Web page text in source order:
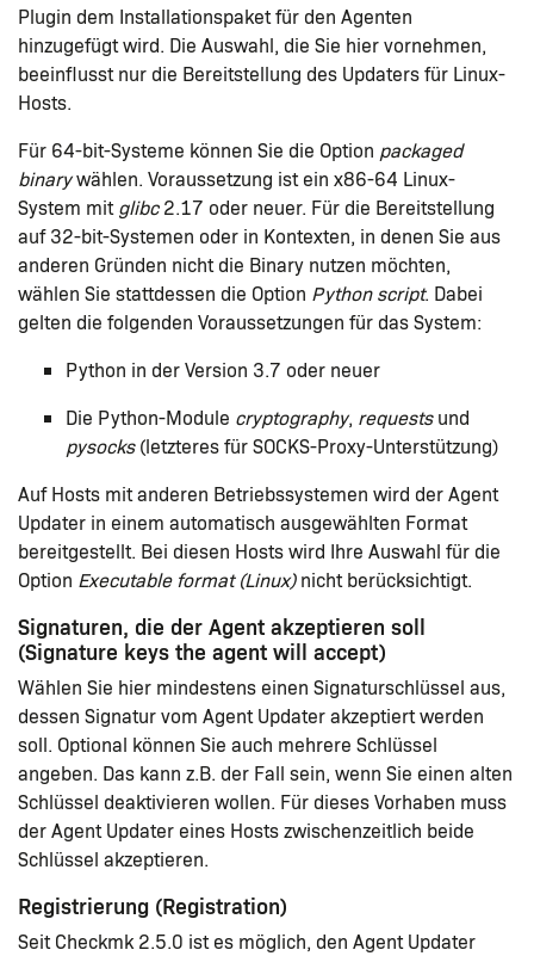
Plugin dem Installationspaket für den Agenten
hinzugefügt wird. Die Auswahl, die Sie hier vornehmen,
beeinflusst nur die Bereitstellung des Updaters für Linux-
Hosts.
Für 64-bit-Systeme können Sie die Option packaged
binarywählen. Voraussetzung ist ein x86-64 Linux-
System mitglibc2.17 oder neuer. Für die Bereitstellung
auf 32-bit-Systemen oder in Kontexten, in denen Sie aus
anderen Gründen nicht die Binary nutzen möchten,
wählen Sie stattdessen die Option Python script. Dabei
gelten die folgenden Voraussetzungen für das System:
Python in der Version 3.7 oder neuer
Die Python-Module cryptography, requestsund
pysocks(letzteres für SOCKS-Proxy-Unterstützung)
Auf Hosts mit anderen Betriebssystemen wird der Agent
Updater in einem automatisch ausgewählten Format
bereitgestellt. Bei diesen Hosts wird Ihre Auswahl für die
Option Executable format (Linux)nicht berücksichtigt.
Signaturen, die der Agent akzeptieren soll
(Signature keys the agent will accept)
Wählen Sie hier mindestens einen Signaturschlüssel aus,
dessen Signatur vom Agent Updater akzeptiert werden
soll. Optional können Sie auch mehrere Schlüssel
angeben. Das kann z.B. der Fall sein, wenn Sie einen alten
Schlüssel deaktivieren wollen. Für dieses Vorhaben muss
der Agent Updater eines Hosts zwischenzeitlich beide
Schlüssel akzeptieren.
Registrierung (Registration)
Seit Checkmk 2.5.0 ist es möglich, den Agent Updater